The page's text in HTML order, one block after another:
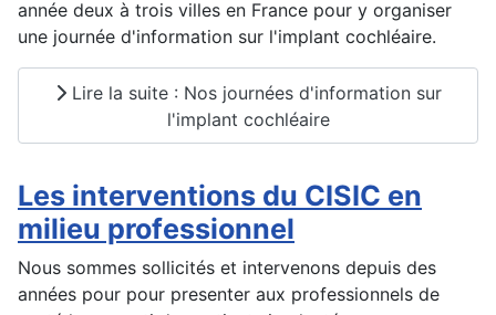
année deux à trois villes en France pour y organiser
une journée d'information sur l'implant cochléaire.
Lire la suite : Nos journées d'information sur
l'implant cochléaire
Les interventions du CISIC en
milieu professionnel
Nous sommes sollicités et intervenons depuis des
années pour pour presenter aux professionnels de